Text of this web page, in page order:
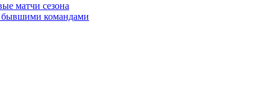
матчи сезона
бывшими командами